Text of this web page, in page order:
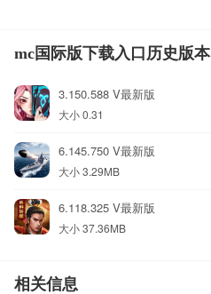
mc国际版下载入口历史版本
3.150.588 V最新版
大小 0.31
6.145.750 V最新版
大小 3.29MB
6.118.325 V最新版
大小 37.36MB
相关信息